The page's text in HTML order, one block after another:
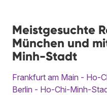
Meistgesuchte
München und
Minh-Stadt
Frankfurt am Main - Ho-
Berlin - Ho-Chi-Minh-